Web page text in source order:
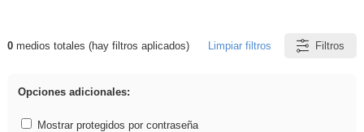
Resultados de: regalo
0medios totales (hay filtros aplicados) Limpiar filtros Filtros
Opciones adicionales:
Mostrar protegidos por contraseña